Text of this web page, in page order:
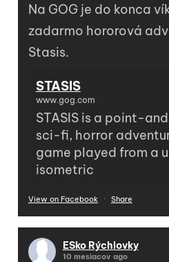
Na GOG je do konca
zadarmo hororová
Stasis.
STASIS
www.gog.com
STASIS is a point-
sci-fi, horror
game played from a
isometric
View on Facebook · Share
ESko Rýchlovky
10 mesiacov ago